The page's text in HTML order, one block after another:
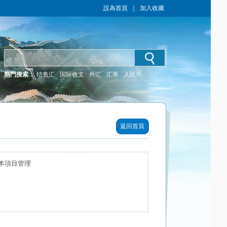
設為首頁 加入收藏
熱門搜索： 结售汇 国际收支 外汇 汇率 人民币
返回首頁
項目管理